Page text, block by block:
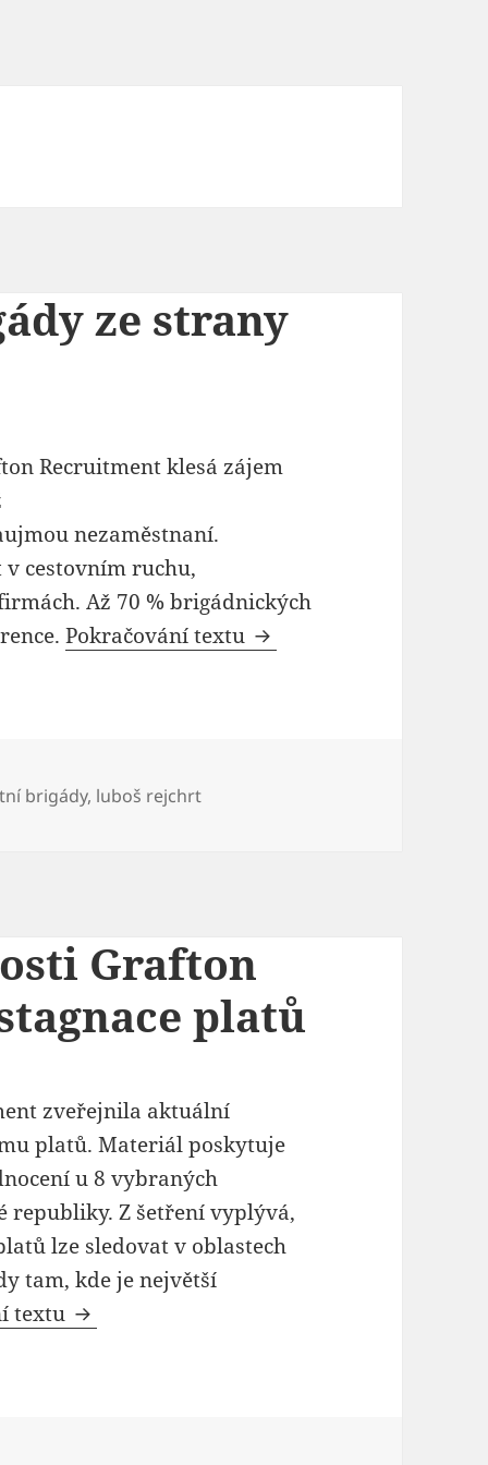
ze strany
Recruitment klesá zájem
nezaměstnaní.
cestovním ruchu,
Až 70 % brigádnických
Pokračování textu Zájem o letní brigády
brigády, luboš rejchrt
Grafton
platů
zveřejnila aktuální
platů. Materiál poskytuje
u 8 vybraných
republiky. Z šetření vyplývá,
lze sledovat v oblastech
tam, kde je největší
textu Průzkum společnosti Grafton naznačuje